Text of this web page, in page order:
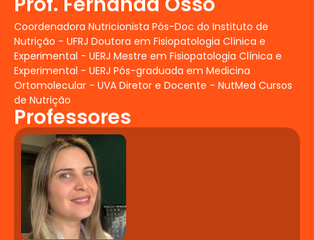
Coordenadora Nutricionista Pós-Doc do Instituto de
Nutrição - UFRJ Doutora em Fisiopatologia Clínica e
Experimental - UERJ Mestre em Fisiopatologia Clínica e
Experimental - UERJ Pós-graduada em Medicina
Ortomolecular - UVA Diretor e Docente - NutMed Cursos
de Nutrição
Professores